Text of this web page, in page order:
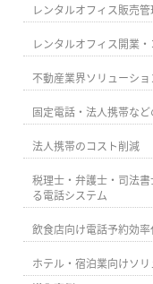
レンタルオフィス販売
レンタルオフィス開業
不動産業界ソリューショ
固定電話・法人携帯な
法人携帯のコスト削減
税理士・弁護士・司法
る電話システム
飲食店向け電話予約効率
ホテル・宿泊業向けソ